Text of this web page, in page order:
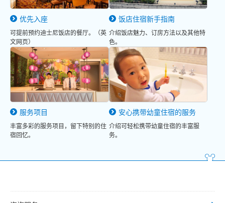
优先入座
可提前预约迪士尼饭店的餐厅。（英
文网页）
饭店住宿新手指南
介绍饭店魅力、订房方法以及其他特
色。
服务项目
丰富多彩的服务项目，留下特别的住
宿回忆。
安心携带幼童住宿的服务
介绍可轻松携带幼童住宿的丰富服
务。